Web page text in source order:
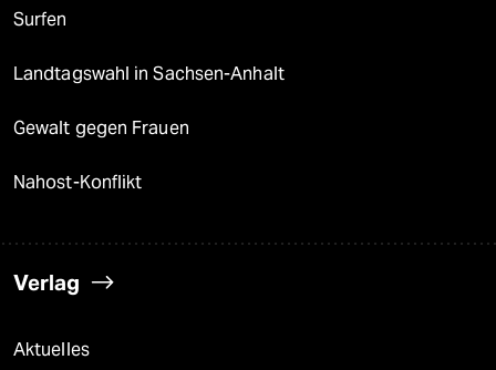
Surfen
Landtagswahl in Sachsen-Anhalt
Gewalt gegen Frauen
Nahost-Konflikt
Verlag
Aktuelles